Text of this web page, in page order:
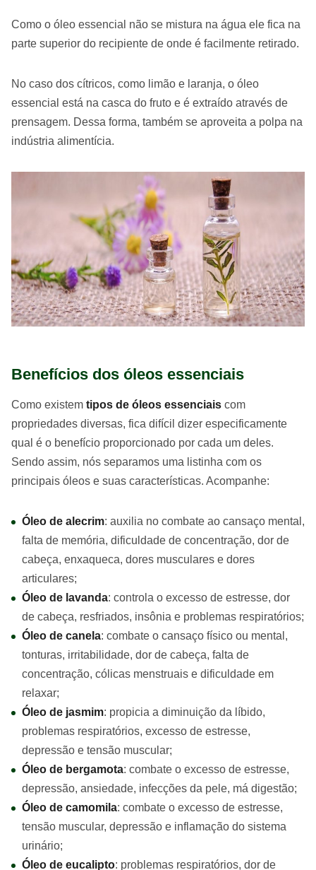
Como o óleo essencial não se mistura na água ele fica na
parte superior do recipiente de onde é facilmente retirado.
No caso dos cítricos, como limão e laranja, o óleo
essencial está na casca do fruto e é extraído através de
prensagem. Dessa forma, também se aproveita a polpa na
indústria alimentícia.
Benefícios dos óleos essenciais
Como existem tipos de óleos essenciais com
propriedades diversas, fica difícil dizer especificamente
qual é o benefício proporcionado por cada um deles.
Sendo assim, nós separamos uma listinha com os
principais óleos e suas características. Acompanhe:
Óleo de alecrim: auxilia no combate ao cansaço mental,
falta de memória, dificuldade de concentração, dor de
cabeça, enxaqueca, dores musculares e dores
articulares;
Óleo de lavanda: controla o excesso de estresse, dor
de cabeça, resfriados, insônia e problemas respiratórios;
Óleo de canela: combate o cansaço físico ou mental,
tonturas, irritabilidade, dor de cabeça, falta de
concentração, cólicas menstruais e dificuldade em
relaxar;
Óleo de jasmim: propicia a diminuição da líbido,
problemas respiratórios, excesso de estresse,
depressão e tensão muscular;
Óleo de bergamota: combate o excesso de estresse,
depressão, ansiedade, infecções da pele, má digestão;
Óleo de camomila: combate o excesso de estresse,
tensão muscular, depressão e inflamação do sistema
urinário;
Óleo de eucalipto: problemas respiratórios, dor de